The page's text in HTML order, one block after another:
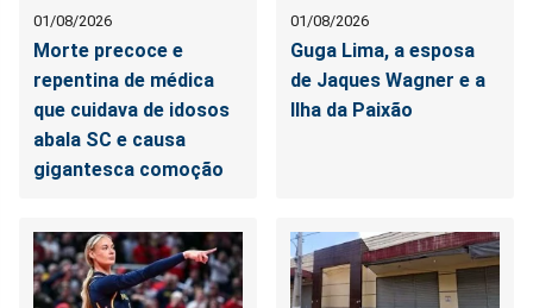
01/08/2026
Morte precoce e
repentina de médica
que cuidava de idosos
abala SC e causa
gigantesca comoção
01/08/2026
Guga Lima, a esposa
de Jaques Wagner e a
Ilha da Paixão